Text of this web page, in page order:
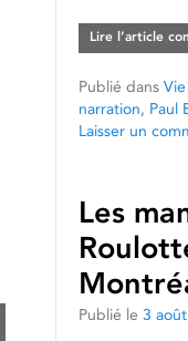
Lire l’article
Publié dans
narration, Paul
Laisser un
Les
Publié le 3